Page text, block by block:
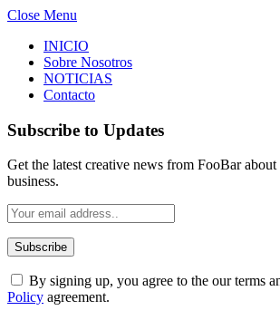
Close Menu
INICIO
Sobre Nosotros
NOTICIAS
Contacto
Subscribe to Updates
Get the latest creative news from FooBar about
business.
By signing up, you agree to the our terms
Policy agreement.